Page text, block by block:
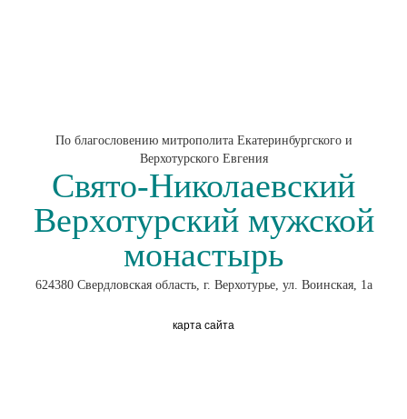
По благословению митрополита Екатеринбургского и
Верхотурского Евгения
Свято-Николаевский
Верхотурский мужской
монастырь
624380 Свердловская область, г. Верхотурье, ул. Воинская, 1а
карта сайта